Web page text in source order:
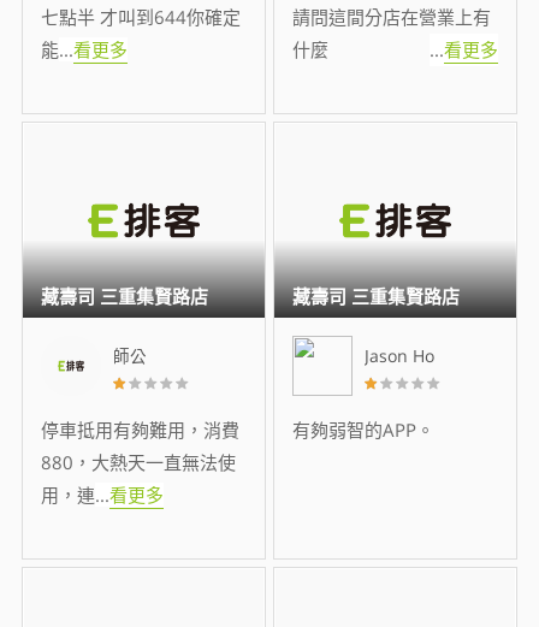
七點半 才叫到644你確定
能...看更多
請問這間分店在營業上有
什麼
...看更多
師公
停車抵用有夠難用，消費
880，大熱天一直無法使
用，連...看更多
藏壽司 三重集賢路店
Jason Ho
有夠弱智的APP。
藏壽司 三重集賢路店